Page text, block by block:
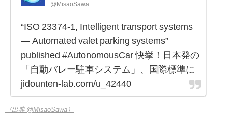
@MisaoSawa
“ISO 23374-1, Intelligent transport systems
— Automated valet parking systems”
published #AutonomousCar 快挙！日本発の
「自動バレー駐車システム」、国際標準に
jidounten-lab.com/u_42440
（出典 @MisaoSawa）